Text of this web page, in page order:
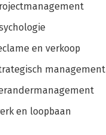
en verkoop
management
en loopbaan